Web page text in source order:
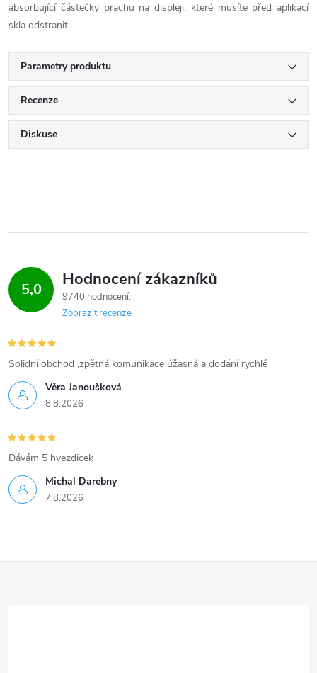
absorbující částečky prachu na displeji, které musíte před aplikací
skla odstranit.
Parametry produktu
Recenze
Diskuse
5,0 Hodnocení zákazníků
9740 hodnocení
Zobrazit recenze
Věra Janoušková
8.8.2026
Solidní obchod ,zpětná komunikace úžasná a dodání rychlé
Michal Darebny
7.8.2026
Dávám 5 hvezdicek